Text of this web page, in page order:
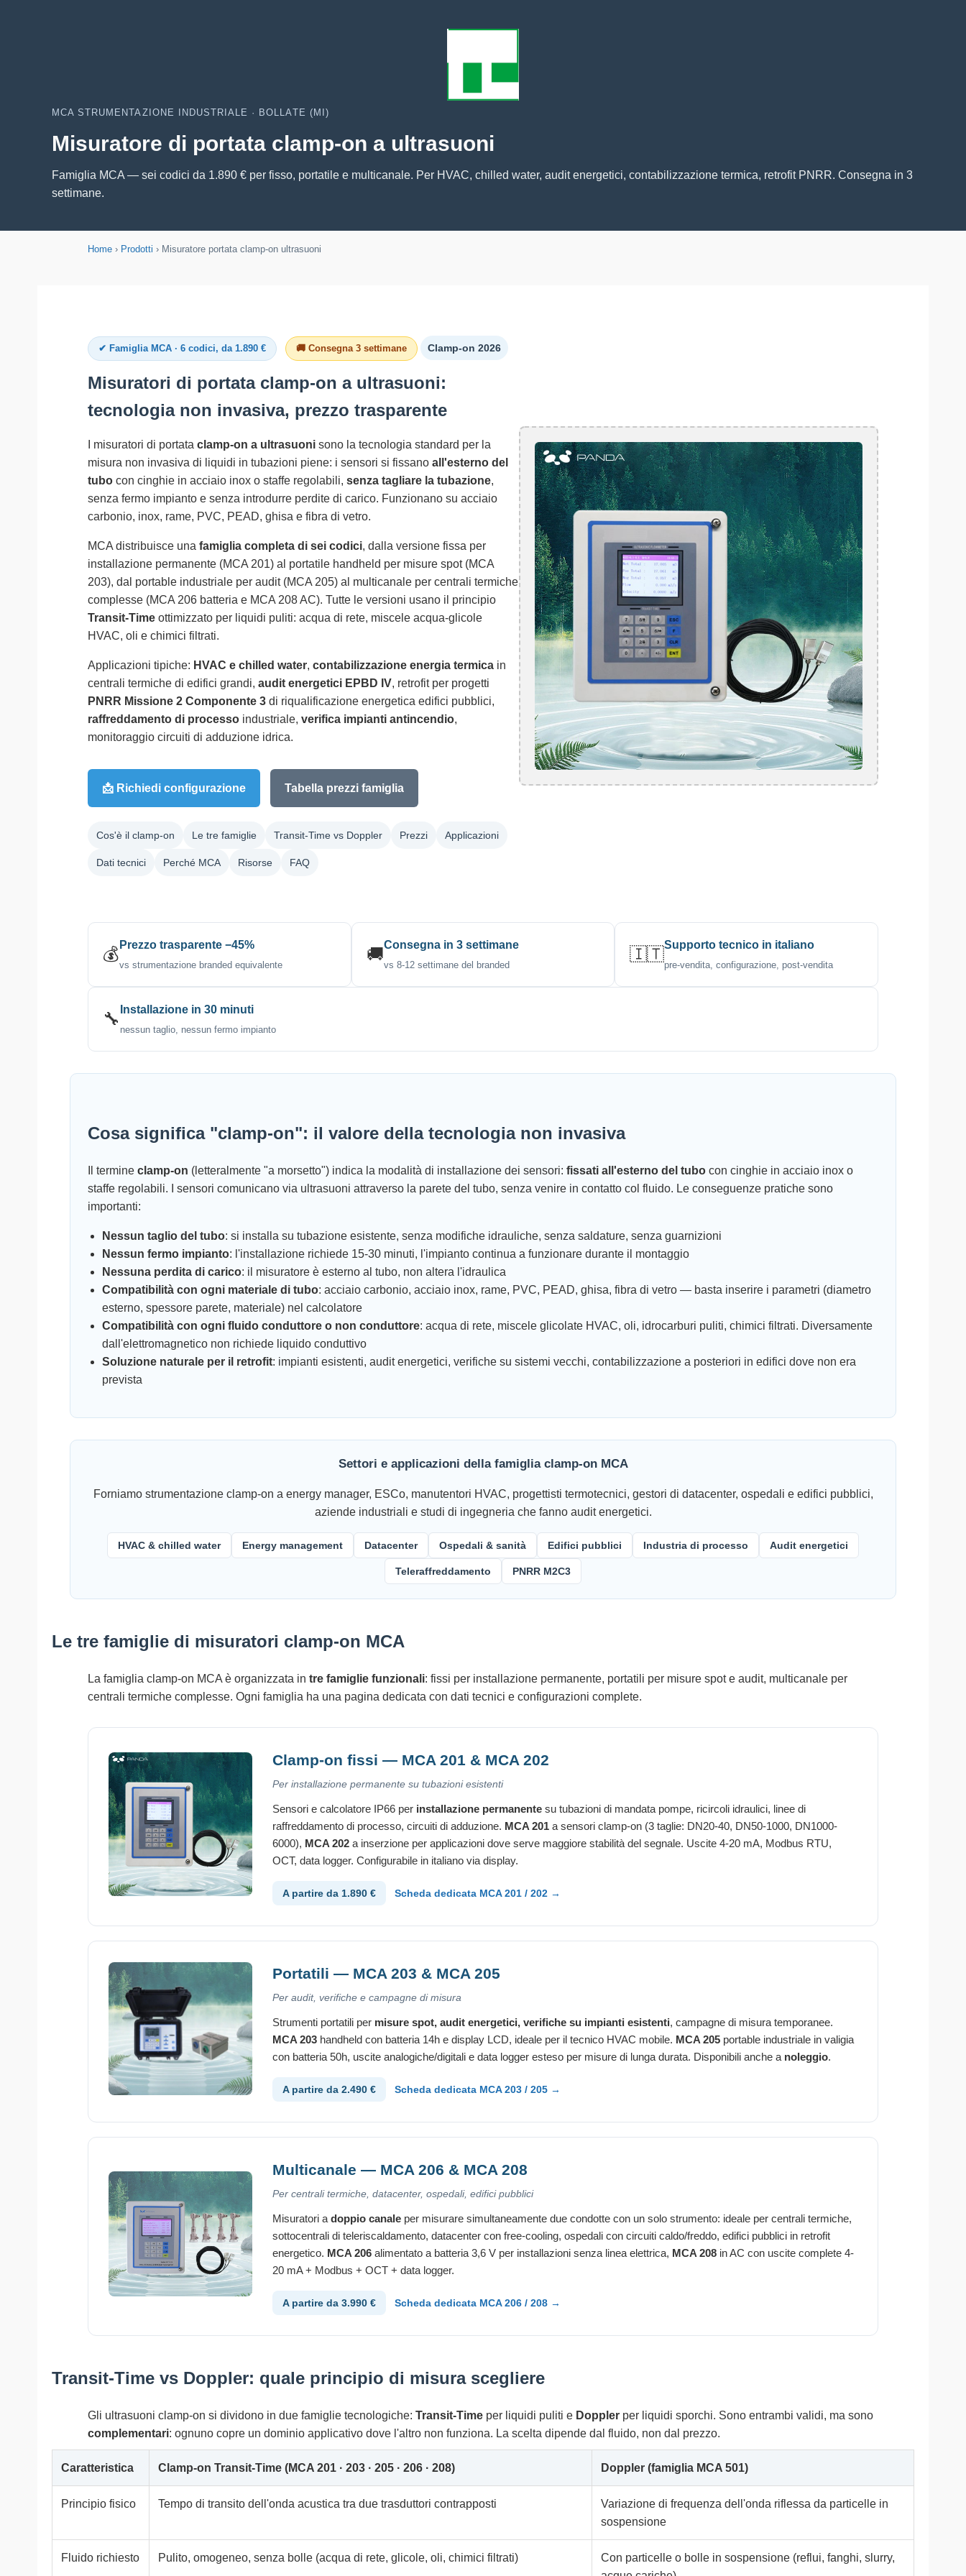
MCA STRUMENTAZIONE INDUSTRIALE · BOLLATE (MI)
Misuratore di portata clamp-on a ultrasuoni
Famiglia MCA — sei codici da 1.890 € per fisso, portatile e multicanale. Per HVAC, chilled water, audit energetici, contabilizzazione termica, retrofit PNRR. Consegna in 3
settimane.
Home › Prodotti › Misuratore portata clamp-on ultrasuoni
✔ Famiglia MCA · 6 codici, da 1.890 € 🚚 Consegna 3 settimane Clamp-on 2026
Misuratori di portata clamp-on a ultrasuoni:
tecnologia non invasiva, prezzo trasparente
I misuratori di portata clamp-on a ultrasuoni sono la tecnologia standard per la
misura non invasiva di liquidi in tubazioni piene: i sensori si fissano all'esterno del
tubo con cinghie in acciaio inox o staffe regolabili, senza tagliare la tubazione,
senza fermo impianto e senza introdurre perdite di carico. Funzionano su acciaio
carbonio, inox, rame, PVC, PEAD, ghisa e fibra di vetro.
MCA distribuisce una famiglia completa di sei codici, dalla versione fissa per
installazione permanente (MCA 201) al portatile handheld per misure spot (MCA
203), dal portable industriale per audit (MCA 205) al multicanale per centrali termiche
complesse (MCA 206 batteria e MCA 208 AC). Tutte le versioni usano il principio
Transit-Time ottimizzato per liquidi puliti: acqua di rete, miscele acqua-glicole
HVAC, oli e chimici filtrati.
Applicazioni tipiche: HVAC e chilled water, contabilizzazione energia termica in
centrali termiche di edifici grandi, audit energetici EPBD IV, retrofit per progetti
PNRR Missione 2 Componente 3 di riqualificazione energetica edifici pubblici,
raffreddamento di processo industriale, verifica impianti antincendio,
monitoraggio circuiti di adduzione idrica.
📩 Richiedi configurazione Tabella prezzi famiglia
Cos'è il clamp-on Le tre famiglie Transit-Time vs Doppler Prezzi Applicazioni
Dati tecnici Perché MCA Risorse FAQ
💰 Prezzo trasparente −45%
vs strumentazione branded equivalente
🚚Consegna in 3 settimane
vs 8-12 settimane del branded
🇮🇹Supporto tecnico in italiano
pre-vendita, configurazione, post-vendita
🔧 Installazione in 30 minuti
nessun taglio, nessun fermo impianto
Cosa significa "clamp-on": il valore della tecnologia non invasiva
Il termine clamp-on (letteralmente "a morsetto") indica la modalità di installazione dei sensori: fissati all'esterno del tubo con cinghie in acciaio inox o
staffe regolabili. I sensori comunicano via ultrasuoni attraverso la parete del tubo, senza venire in contatto col fluido. Le conseguenze pratiche sono
importanti:
Nessun taglio del tubo: si installa su tubazione esistente, senza modifiche idrauliche, senza saldature, senza guarnizioni
Nessun fermo impianto: l'installazione richiede 15-30 minuti, l'impianto continua a funzionare durante il montaggio
Nessuna perdita di carico: il misuratore è esterno al tubo, non altera l'idraulica
Compatibilità con ogni materiale di tubo: acciaio carbonio, acciaio inox, rame, PVC, PEAD, ghisa, fibra di vetro — basta inserire i parametri (diametro
esterno, spessore parete, materiale) nel calcolatore
Compatibilità con ogni fluido conduttore o non conduttore: acqua di rete, miscele glicolate HVAC, oli, idrocarburi puliti, chimici filtrati. Diversamente
dall'elettromagnetico non richiede liquido conduttivo
Soluzione naturale per il retrofit: impianti esistenti, audit energetici, verifiche su sistemi vecchi, contabilizzazione a posteriori in edifici dove non era
prevista
Settori e applicazioni della famiglia clamp-on MCA
Forniamo strumentazione clamp-on a energy manager, ESCo, manutentori HVAC, progettisti termotecnici, gestori di datacenter, ospedali e edifici pubblici,
aziende industriali e studi di ingegneria che fanno audit energetici.
HVAC & chilled water Energy management Datacenter Ospedali & sanità Edifici pubblici Industria di processo Audit energetici
Teleraffreddamento PNRR M2C3
Le tre famiglie di misuratori clamp-on MCA
La famiglia clamp-on MCA è organizzata in tre famiglie funzionali: fissi per installazione permanente, portatili per misure spot e audit, multicanale per
centrali termiche complesse. Ogni famiglia ha una pagina dedicata con dati tecnici e configurazioni complete.
Clamp-on fissi — MCA 201 & MCA 202
Per installazione permanente su tubazioni esistenti
Sensori e calcolatore IP66 per installazione permanente su tubazioni di mandata pompe, ricircoli idraulici, linee di
raffreddamento di processo, circuiti di adduzione. MCA 201 a sensori clamp-on (3 taglie: DN20-40, DN50-1000, DN1000-
6000), MCA 202 a inserzione per applicazioni dove serve maggiore stabilità del segnale. Uscite 4-20 mA, Modbus RTU,
OCT, data logger. Configurabile in italiano via display.
A partire da 1.890 € Scheda dedicata MCA 201 / 202 →
Portatili — MCA 203 & MCA 205
Per audit, verifiche e campagne di misura
Strumenti portatili per misure spot, audit energetici, verifiche su impianti esistenti, campagne di misura temporanee.
MCA 203 handheld con batteria 14h e display LCD, ideale per il tecnico HVAC mobile. MCA 205 portable industriale in valigia
con batteria 50h, uscite analogiche/digitali e data logger esteso per misure di lunga durata. Disponibili anche a noleggio.
A partire da 2.490 € Scheda dedicata MCA 203 / 205 →
Multicanale — MCA 206 & MCA 208
Per centrali termiche, datacenter, ospedali, edifici pubblici
Misuratori a doppio canale per misurare simultaneamente due condotte con un solo strumento: ideale per centrali termiche,
sottocentrali di teleriscaldamento, datacenter con free-cooling, ospedali con circuiti caldo/freddo, edifici pubblici in retrofit
energetico. MCA 206 alimentato a batteria 3,6 V per installazioni senza linea elettrica, MCA 208 in AC con uscite complete 4-
20 mA + Modbus + OCT + data logger.
A partire da 3.990 € Scheda dedicata MCA 206 / 208 →
Transit-Time vs Doppler: quale principio di misura scegliere
Gli ultrasuoni clamp-on si dividono in due famiglie tecnologiche: Transit-Time per liquidi puliti e Doppler per liquidi sporchi. Sono entrambi validi, ma sono
complementari: ognuno copre un dominio applicativo dove l'altro non funziona. La scelta dipende dal fluido, non dal prezzo.
Caratteristica Clamp-on Transit-Time (MCA 201 · 203 · 205 · 206 · 208) Doppler (famiglia MCA 501)
Principio fisico Tempo di transito dell'onda acustica tra due trasduttori contrapposti
Variazione di frequenza dell'onda riflessa da particelle in
sospensione
Fluido richiesto Pulito, omogeneo, senza bolle (acqua di rete, glicole, oli, chimici filtrati)
Con particelle o bolle in sospensione (reflui, fanghi, slurry,